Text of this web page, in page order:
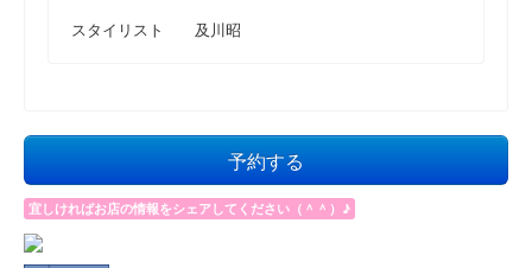
スタイリスト 及川昭
予約する
宜しければお店の情報をシェアしてください（＾＾）♪